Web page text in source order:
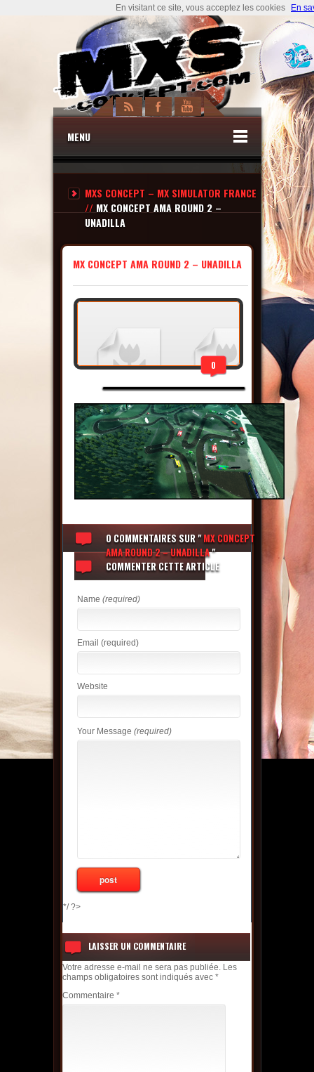
MENU
MXS CONCEPT – MX SIMULATOR FRANCE
// MX CONCEPT AMA ROUND 2 –
UNADILLA
MX CONCEPT AMA ROUND 2 – UNADILLA
0
0 COMMENTAIRESSUR "MX CONCEPT
AMA ROUND 2 – UNADILLA"
COMMENTER CETTE ARTICLE
Name (required)
Email (required)
Website
Your Message (required)
*/ ?>
LAISSER UN COMMENTAIRE
Votre adresse e-mail ne sera pas publiée. Les
champs obligatoires sont indiqués avec *
Commentaire *
En visitant ce site, vous acceptez les cookies En